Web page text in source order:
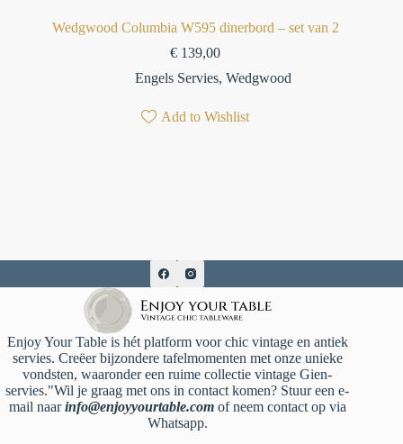
Wedgwood Columbia W595 dinerbord – set van 2
€ 139,00
Engels Servies,Wedgwood
Add to Wishlist
Enjoy Your Table is hét platform voor chic vintage en antiek
servies. Creëer bijzondere tafelmomenten met onze unieke
vondsten, waaronder een ruime collectie vintage Gien-
servies."Wil je graag met ons in contact komen? Stuur een e-
mail naarinfo@enjoyyourtable.comof neem contact op via
Whatsapp.